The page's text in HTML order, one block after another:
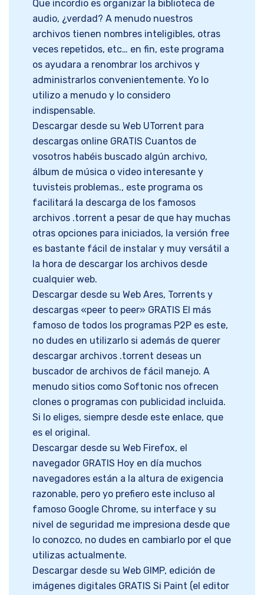
Que incordio es organizar la biblioteca de
audio, ¿verdad? A menudo nuestros
archivos tienen nombres inteligibles, otras
veces repetidos, etc… en fin, este programa
os ayudara a renombrar los archivos y
administrarlos convenientemente. Yo lo
utilizo a menudo y lo considero
indispensable.
Descargar desde su Web UTorrent para
descargas online GRATIS Cuantos de
vosotros habéis buscado algún archivo,
álbum de música o video interesante y
tuvisteis problemas., este programa os
facilitará la descarga de los famosos
archivos .torrent a pesar de que hay muchas
otras opciones para iniciados, la versión free
es bastante fácil de instalar y muy versátil a
la hora de descargar los archivos desde
cualquier web.
Descargar desde su Web Ares, Torrents y
descargas «peer to peer» GRATIS El más
famoso de todos los programas P2P es este,
no dudes en utilizarlo si además de querer
descargar archivos .torrent deseas un
buscador de archivos de fácil manejo. A
menudo sitios como Softonic nos ofrecen
clones o programas con publicidad incluida.
Si lo eliges, siempre desde este enlace, que
es el original.
Descargar desde su Web Firefox, el
navegador GRATIS Hoy en día muchos
navegadores están a la altura de exigencia
razonable, pero yo prefiero este incluso al
famoso Google Chrome, su interface y su
nivel de seguridad me impresiona desde que
lo conozco, no dudes en cambiarlo por el que
utilizas actualmente.
Descargar desde su Web GIMP, edición de
imágenes digitales GRATIS Si Paint (el editor